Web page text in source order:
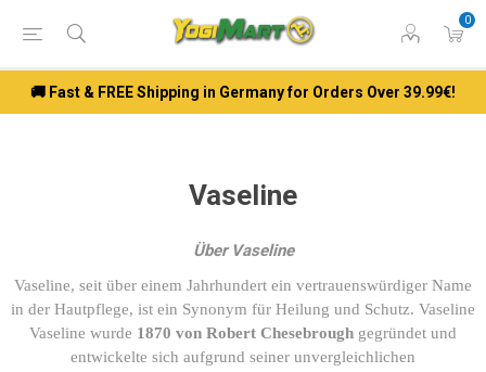
0
🚚 Fast & FREE Shipping in Germany for Orders Over 39.99€!
Vaseline
Über Vaseline
Vaseline, seit über einem Jahrhundert ein vertrauenswürdiger Name
in der Hautpflege, ist ein Synonym für Heilung und Schutz. Vaseline
Vaseline wurde 1870 von Robert Chesebrough gegründet und
entwickelte sich aufgrund seiner unvergleichlichen